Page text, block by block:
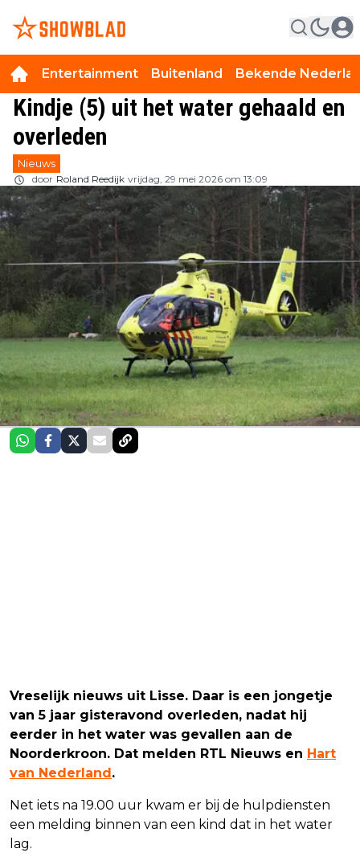
Entertainment Buitenland Bekende
Kindje (5) uit het water gehaald en
overleden
Nieuws
door Roland Reedijk vrijdag, 29 mei 2026 om 13:09
Vreselijk nieuws uit Lisse. Daar is een jongetje
van 5 jaar gisteravond overleden, nadat hij
eerder in het water was gevallen aan de
Noorderkroon. Dat melden RTL Nieuws en Hart
van Nederland.
Net iets na 19.00 uur kwam er bij de hulpdiensten
een melding binnen van een kind dat in het water
lag.